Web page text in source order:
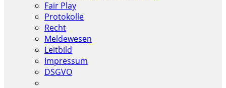
Fair Play
Protokolle
Recht
Meldewesen
Leitbild
Impressum
DSGVO